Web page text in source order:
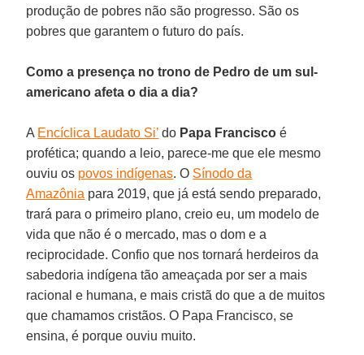
produção de pobres não são progresso. São os
pobres que garantem o futuro do país.
Como a presença no trono de Pedro de um sul-
americano afeta o dia a dia?
A Encíclica Laudato Si’ do Papa Francisco é
profética; quando a leio, parece-me que ele mesmo
ouviu os povos indígenas. O Sínodo da
Amazônia para 2019, que já está sendo preparado,
trará para o primeiro plano, creio eu, um modelo de
vida que não é o mercado, mas o dom e a
reciprocidade. Confio que nos tornará herdeiros da
sabedoria indígena tão ameaçada por ser a mais
racional e humana, e mais cristã do que a de muitos
que chamamos cristãos. O Papa Francisco, se
ensina, é porque ouviu muito.